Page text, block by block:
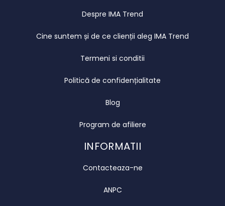
Despre IMA Trend
Cine suntem și de ce clienții aleg IMA Trend
Termeni si conditii
Politică de confidențialitate
Blog
Program de afiliere
INFORMATII
Contacteaza-ne
ANPC